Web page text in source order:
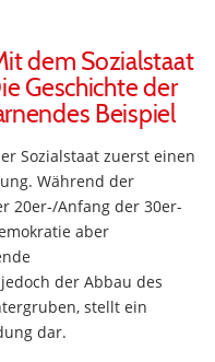
dem Sozialstaat
Geschichte der
Beispiel
Sozialstaat zuerst einen
Während der
20er-/Anfang der 30er-
aber
der Abbau des
stellt ein
dar.